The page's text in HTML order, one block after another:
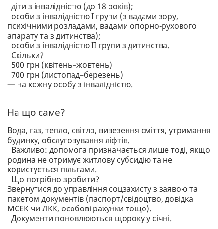
діти з інвалідністю (до 18 років);
особи з інвалідністю І групи (з вадами зору,
психічними розладами, вадами опорно-рухового
апарату та з дитинства);
особи з інвалідністю ІІ групи з дитинства.
Скільки?
500 грн (квітень–жовтень)
700 грн (листопад–березень)
— на кожну особу з інвалідністю.
На що саме?
Вода, газ, тепло, світло, вивезення сміття, утримання
будинку, обслуговування ліфтів.
Важливо: допомога призначається лише тоді, якщо
родина не отримує житлову субсидію та не
користується пільгами.
Що потрібно зробити?
Звернутися до управління соцзахисту з заявою та
пакетом документів (паспорт/свідоцтво, довідка
МСЕК чи ЛКК, особові рахунки тощо).
Документи поновлюються щороку у січні.